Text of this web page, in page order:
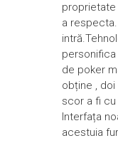
proprietate
a
de poker
obține ,
scor a fi
Interfața
acestuia